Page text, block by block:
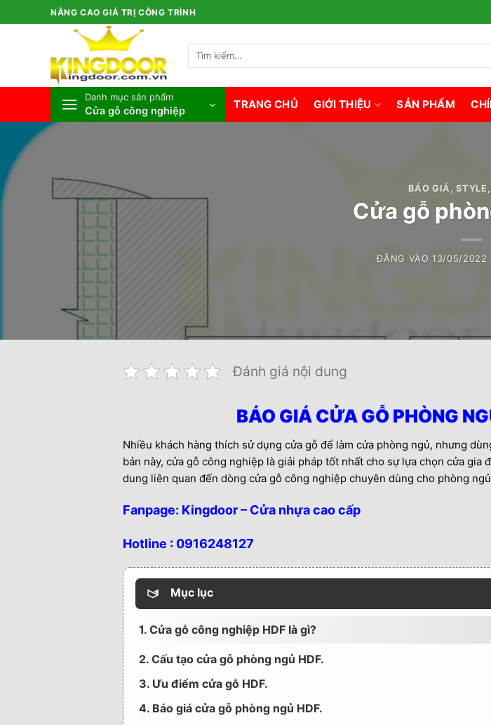
qua
NÂNG CAO GIÁ TRỊ CÔNG TRÌNH
Tìm
kiếm:
Danh mục sản phẩm
Cửa gỗ công nghiệp TRANG CHỦ GIỚI THIỆU SẢN PHẨM
BÁO GIÁ ,STYLE ,
Cửa gỗ
ĐĂNG VÀO13/05/2022
Đánh giá nội dung
BÁO GIÁ CỬA GỖ PHÒNG
Nhiều khách hàng thích sử dụng cửa gỗ để làm cửa phòng ngủ, nhưng
bản này, cửa gỗ công nghiệp là giải pháp tốt nhất cho sự lựa chọn cửa
dung liên quan đến dòng cửa gỗ công nghiệp chuyên dùng cho phòng
Fanpage: Kingdoor – Cửa nhựa cao cấp
Hotline : 0916248127
Mục lục
1. Cửa gỗ công nghiệp HDF là gì?
2. Cấu tạo cửa gỗ phòng ngủ HDF.
3. Ưu điểm cửa gỗ HDF.
4. Báo giá cửa gỗ phòng ngủ HDF.